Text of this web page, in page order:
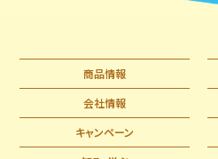
商品情報
会社情報
キャンペーン